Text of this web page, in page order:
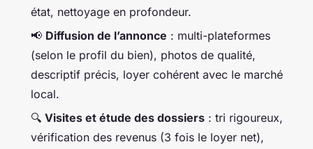
état, nettoyage en profondeur.
📢 Diffusion de l’annonce : multi-plateformes
(selon le profil du bien), photos de qualité,
descriptif précis, loyer cohérent avec le marché
local.
🔍 Visites et étude des dossiers : tri rigoureux,
vérification des revenus (3 fois le loyer net),